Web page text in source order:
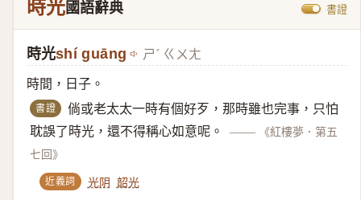
時光國語辭典 書證
時光shí guāng ㄕˊ ㄍㄨㄤ
時間，日子。
書證
倘或老太太一時有個好歹，那時雖也完事，只怕
耽誤了時光，還不得稱心如意呢。
——
《紅樓夢．第五
七回》
近義詞 光阴 韶光